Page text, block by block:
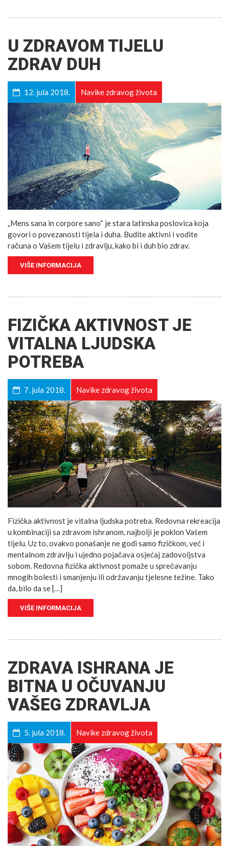
U ZDRAVOM TIJELU
ZDRAV DUH
12. jula 2018. Navike zdravog života
„Mens sana in corpore sano“ je stara latinska poslovica koja
govori o povezanosti tijela i duha. Budite aktivni i vodite
računa o Vašem tijelu i zdravlju, kako bi i duh bio zdrav.
VIŠE INFORMACIJA
FIZIČKA AKTIVNOST JE
VITALNA LJUDSKA
POTREBA
7. jula 2018. Navike zdravog života
Fizička aktivnost je vitalna ljudska potreba. Redovna rekreacija
u kombinaciji sa zdravom ishranom, najbolji je poklon Vašem
tijelu. Uz to, ovakvo ponašanje ne godi samo fizičkom, već i
mentalnom zdravlju i ujedno pojačava osjećaj zadovoljstva
sobom. Redovna fizička aktivnost pomaže u sprečavanju
mnogih bolesti i smanjenju ili održavanju tjelesne težine. Tako
da, bilo da se […]
VIŠE INFORMACIJA
ZDRAVA ISHRANA JE
BITNA U OČUVANJU
VAŠEG ZDRAVLJA
5. jula 2018. Navike zdravog života